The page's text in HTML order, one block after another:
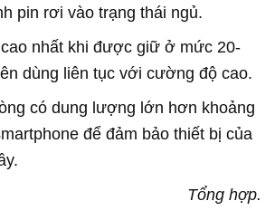
pin rơi vào trạng thái ngủ.
nhất khi được giữ ở mức 20-
dùng liên tục với cường độ cao.
có dung lượng lớn hơn khoảng
để đảm bảo thiết bị của
Tổng hợp.